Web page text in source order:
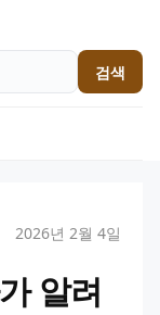
검색
2026년 2월 4일
알려